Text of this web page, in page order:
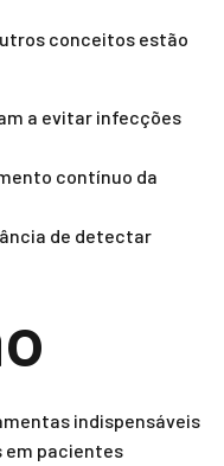
conceitos estão
a evitar infecções
contínuo da
de detectar
indispensáveis
em pacientes